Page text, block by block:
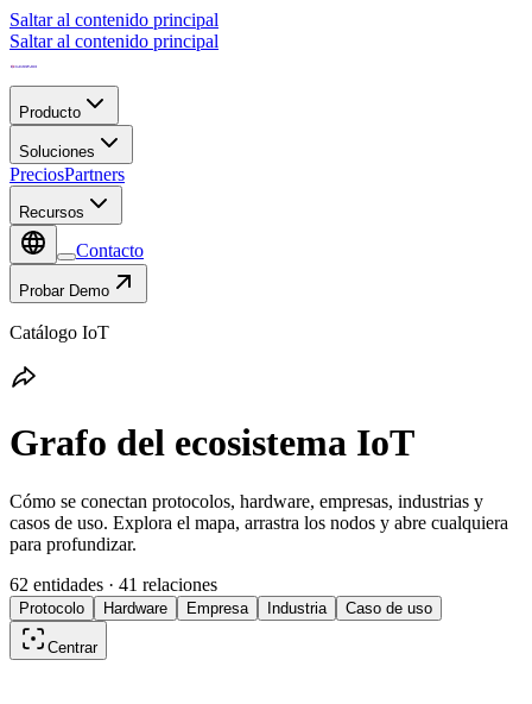
Saltar al contenido principal
Saltar al contenido principal
Producto
Soluciones
PreciosPartners
Recursos
Contacto
Probar Demo
Catálogo IoT
Grafo del ecosistema IoT
Cómo se conectan protocolos, hardware, empresas, industrias y
casos de uso. Explora el mapa, arrastra los nodos y abre cualquiera
para profundizar.
62 entidades · 41 relaciones
Protocolo Hardware Empresa Industria Caso de uso
Centrar